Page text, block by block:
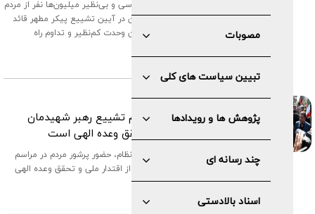
مصوبات
تبیین سیاست های کلی
پژوهش ها و رویدادها
چند رسانه ای
اسناد بالادستی
در پیامی با قدردانی از حضور حماسی و بی‌نظیر میلیون‌ها نفر از مردم
شریف ایران، عراق و آزادگان جهان در آیین تشییع پیکر مطهر قائد
شهید، همگان را به پاسداشت این وحدت کم‌نظیر و تداوم راه
حضور پرشور مردم در مراسم تشییع رهبر شهیدمان
جلوه‌ای از اقتدار ملی و تحقق وعده الهی است
رئیس مجمع تشخیص مصلحت نظام، حضور پرشور مردم در مراسم
تشییع رهبر شهیدمان را جلوه‌ای از اقتدار ملی و تحقق وعده الهی
دانست .
۱۵ / ۰۴ / ۱۴۰۵